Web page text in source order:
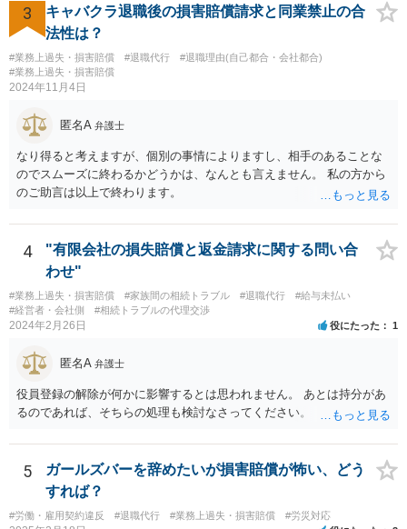
体が不合理と判断されるようなものではないため、就業規則・退職金
規程において「正当な理由なく会社の承認を得ずに退職した場合や引
継ぎを行わずに退職した場合に退職金を減額ないし不支給とする」旨
の条項が設けられている場合、その制約を受けることは考えられま
す。
3
キャバクラ退職後の損害賠償請求と同業禁止の合
法性は？
#業務上過失・損害賠償 #退職代行
#退職理由(自己都合・会社都合)
#業務上過失・損害賠償
2024年11月4日
匿名A 弁護士
なり得ると考えますが、個別の事情によりますし、相手のあることな
のでスムーズに終わるかどうかは、なんとも言えません。 私の方から
のご助言は以上で終わります。
4
"有限会社の損失賠償と返金請求に関する問い合
わせ"
#業務上過失・損害賠償 #家族間の相続トラブル #退職代行
#給与未払い
#経営者・会社側
#相続トラブルの代理交渉
2024年2月26日 役にたった 1
匿名A 弁護士
役員登録の解除が何かに影響するとは思われません。 あとは持分があ
るのであれば、そちらの処理も検討なさってください。
5
ガールズバーを辞めたいが損害賠償が怖い、どう
すれば？
#労働・雇用契約違反 #退職代行 #業務上過失・損害賠償 #労災対応